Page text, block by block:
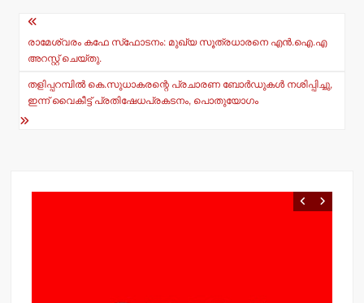
p
p
o
o
k
Post
navigation
രാമേശ്വരം കഫേ സ്‌ഫോടനം: മുഖ്യ സൂത്രധാരനെ എന്‍.ഐ.എ
അറസ്റ്റ് ചെയ്തു.
തളിപ്പറമ്പില്‍ കെ.സുധാകരന്റെ പ്രചാരണ ബോര്‍ഡുകള്‍ നശിപ്പിച്ചു,
ഇന്ന് വൈകീട്ട് പ്രതിഷേധപ്രകടനം, പൊതുയോഗം